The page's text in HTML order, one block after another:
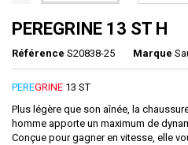
PEREGRINE 13 ST H
Référence S20838-25 Marque
PEREGRINE 13 ST
Plus légère que son aînée, la
homme apporte un maximum de
Conçue pour gagner en vitesse, elle